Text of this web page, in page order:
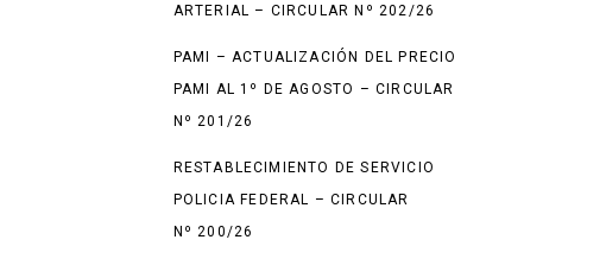
ARTERIAL – CIRCULAR Nº 202/26
PAMI – ACTUALIZACIÓN DEL PRECIO
PAMI AL 1º DE AGOSTO – CIRCULAR
Nº 201/26
RESTABLECIMIENTO DE SERVICIO
POLICIA FEDERAL – CIRCULAR
Nº 200/26